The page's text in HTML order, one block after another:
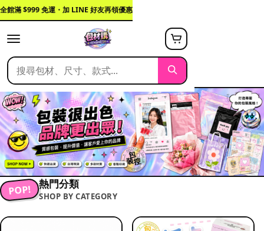
全館滿 $999 免運・加 LINE 好友再領優惠
POP! 熱門分類
SHOP BY CATEGORY